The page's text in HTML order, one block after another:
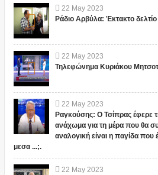
22 May 2023
Ράδιο Αρβύλα: Έκτακτο
22 May 2023
Τηλεφώνημα Κυριάκου
22 May 2023
Ραγκούσης: Ο Τσίπρας έφερε
ανάχωμα για τη μέρα που θα
αναλογική είναι η παγίδα που
μεσα ...;.
22 May 2023